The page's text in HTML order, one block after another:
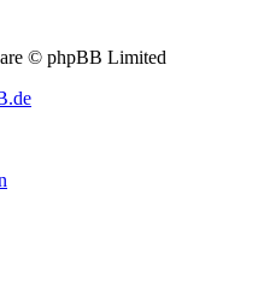
© phpBB Limited